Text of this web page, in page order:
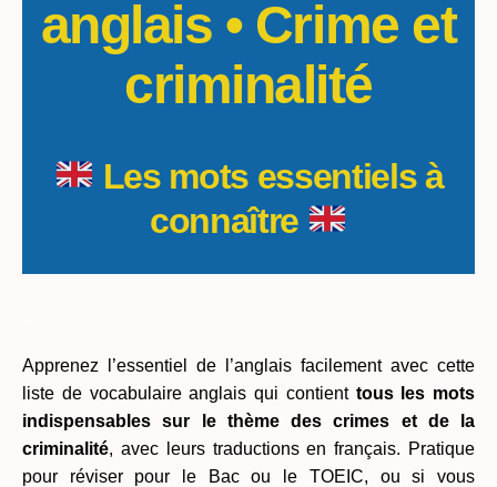
anglais • Crime et
criminalité
Les mots essentiels à
connaître
Apprenez l’essentiel de l’anglais facilement avec cette
liste de vocabulaire anglais qui contient tous les mots
indispensables sur le thème des crimes et de la
criminalité, avec leurs traductions en français. Pratique
pour réviser pour le Bac ou le TOEIC, ou si vous